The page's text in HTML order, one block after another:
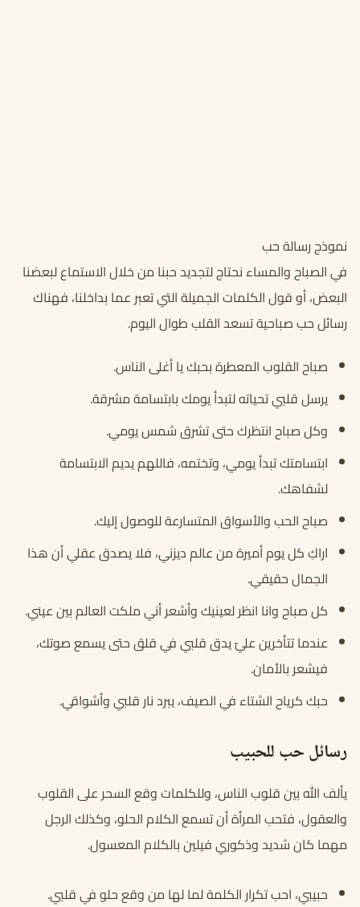
نموذج رسالة حب
في الصباح والمساء نحتاج لتجديد حبنا من خلال الاستماع لبعضنا
البعض، أو قول الكلمات الجميلة التي تعبر عما بداخلنا، فهناك
رسائل حب صباحية تسعد القلب طوال اليوم.
صباح القلوب المعطرة بحبك يا أغلى الناس.
يرسل قلبي تحياته لتبدأ يومك بابتسامة مشرقة.
وكل صباح انتظرك حتى تشرق شمس يومي.
ابتسامتك تبدأ يومي، وتختمه، فاللهم يديم الابتسامة
لشفاهك.
صباح الحب والأسواق المتسارعة للوصول إليك.
اراكِ كل يوم أميرة من عالم ديزني، فلا يصدق عقلي أن هذا
الجمال حقيقي.
كل صباح وانا انظر لعينيك وأشعر أني ملكت العالم بين عيني.
عندما تتأخرين عليّ يدق قلبي في قلق حتى يسمع صوتك،
فيشعر بالأمان.
حبك كرياح الشتاء في الصيف، يبرد نار قلبي وأشواقي.
رسائل حب للحبيب
يألف الله بين قلوب الناس، وللكلمات وقع السحر على القلوب
والعقول، فتحب المرأة أن تسمع الكلام الحلو، وكذلك الرجل
مهما كان شديد وذكوري فيلين بالكلام المعسول.
حبيبي، احب تكرار الكلمة لما لها من وقع حلو في قلبي.